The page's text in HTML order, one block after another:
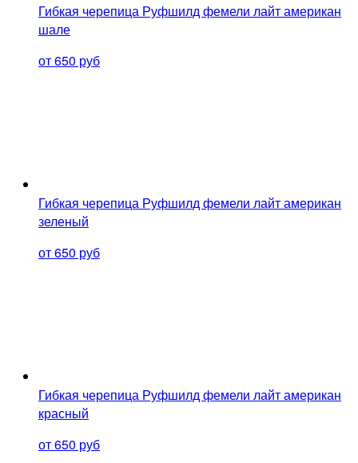
Гибкая черепица Руфшилд фемели лайт американ
шале
от 650 руб
Гибкая черепица Руфшилд фемели лайт американ
зеленый
от 650 руб
Гибкая черепица Руфшилд фемели лайт американ
красный
от 650 руб